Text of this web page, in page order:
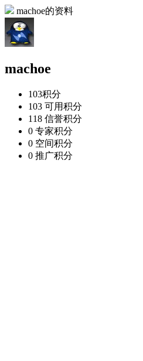
machoe的资料
machoe
103积分
103 可用积分
118 信誉积分
0 专家积分
0 空间积分
0 推广积分